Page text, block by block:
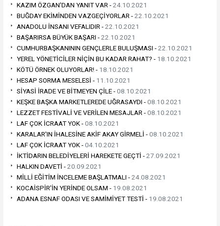
KAZIM ÖZGAN'DAN YANIT VAR -24.10.2021
BUĞDAY EKİMİNDEN VAZGEÇİYORLAR -22.10.2021
ANADOLU İNSANI VEFALIDIR -22.10.2021
BAŞARIRSA BÜYÜK BAŞARI -22.10.2021
CUMHURBAŞKANININ GENÇLERLE BULUŞMASI -22.10.2021
YEREL YÖNETİCİLER NİÇİN BU KADAR RAHAT? - 18.10.2021
KÖTÜ ÖRNEK OLUYORLAR! - 18.10.2021
HESAP SORMA MESELESİ - 11.10.2021
SİYASİ İRADE VE BİTMEYEN ÇİLE -08.10.2021
KEŞKE BAŞKA MARKETLEREDE UĞRASAYDI -08.10.2021
LEZZET FESTİVALİ VE VERİLEN MESAJLAR -08.10.2021
LAF ÇOK İCRAAT YOK -08.10.2021
KARALAR'IN İHALESİNE AKİF AKAY GİRMELİ -08.10.2021
LAF ÇOK İCRAAT YOK -04.10.2021
İKTİDARIN BELEDİYELERİ HAREKETE GEÇTİ -27.09.2021
HALKIN DAVETİ -20.09.2021
MİLLİ EĞİTİM İNCELEME BAŞLATMALI -24.08.2021
KOCAİSPİR'İN YERİNDE OLSAM - 19.08.2021
ADANA ESNAF ODASI VE SAMİMİYET TESTİ - 19.08.2021